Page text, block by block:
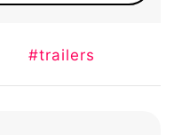
#trailers